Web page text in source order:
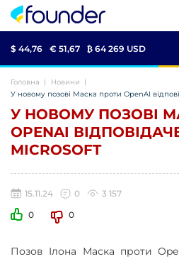
$ 44,76 € 51,67 ₿ 64 269 USD
Головна
Новини
У новому позові Маска проти OpenAI
У НОВОМУ ПОЗОВІ
OPENAI
MICROSOFT
15.11.24 0
3 157
0
0
Позов Ілона Маска проти